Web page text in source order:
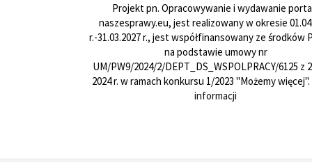
Projekt pn. Opracowywanie i wydawanie
naszesprawy.eu, jest realizowany w okresie
r.-31.03.2027 r., jest współfinansowany ze środków
na podstawie umowy nr
UM/PW9/2024/2/DEPT_DS_WSPOLPRACY/6125 z
2024 r. w ramach konkursu 1/2023 "Możemy więcej".
informacji